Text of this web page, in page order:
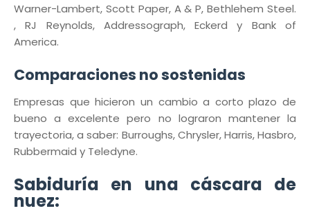
Warner-Lambert, Scott Paper, A & P, Bethlehem Steel.
, RJ Reynolds, Addressograph, Eckerd y Bank of
America.
Comparaciones no sostenidas
Empresas que hicieron un cambio a corto plazo de
bueno a excelente pero no lograron mantener la
trayectoria, a saber: Burroughs, Chrysler, Harris, Hasbro,
Rubbermaid y Teledyne.
Sabiduría en una cáscara de
nuez: